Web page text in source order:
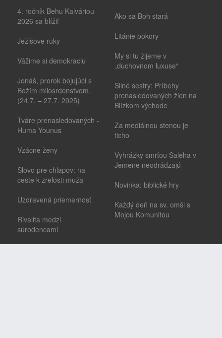
4. ročník Behu Kalváriou
2026 sa blíži!
Ježišove ruky
Vážime si demokraciu
Jonáš, prorok bojujúci s
Božím milosrdenstvom.
(24.7. – 27.7. 2025)
Tváre prenasledovaných -
Huma Younus
Vzácne ženy
Slovo pre chlapov: na
ceste k zrelosti muža
Uzdravená priemernosť
Rivalita medzi
súrodencami
Ako sa Boh stará
Litánie pokory
My si tu žijeme v
„duchovnom luxuse“
Silné sestry: Príbehy
prenasledovaných žien na
Blízkom východe
Za mediálnou stenou je
ticho
Vyhrážky smrťou Saleha v
Jemene neodrádzajú
Novinka: biblické hry
Každý deň na sv. omši s
Mojou Komunitou